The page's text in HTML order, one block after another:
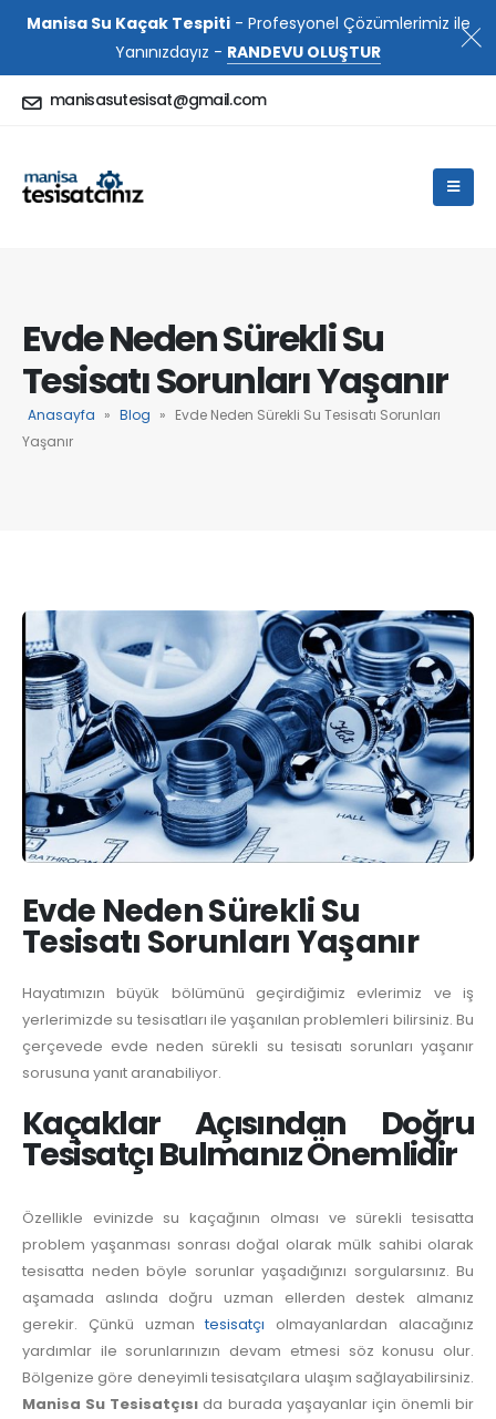
Manisa Su Kaçak Tespiti- Profesyonel Çözümlerimiz ile
Yanınızdayız - RANDEVU OLUŞTUR
manisasutesisat@gmail.com
Evde Neden Sürekli Su
Tesisatı Sorunları Yaşanır
Anasayfa » Blog » Evde Neden Sürekli Su Tesisatı Sorunları
Yaşanır
Evde Neden Sürekli Su
Tesisatı Sorunları Yaşanır
Hayatımızın büyük bölümünü geçirdiğimiz evlerimiz ve iş
yerlerimizde su tesisatları ile yaşanılan problemleri bilirsiniz. Bu
çerçevede evde neden sürekli su tesisatı sorunları yaşanır
sorusuna yanıt aranabiliyor.
Kaçaklar Açısından Doğru
Tesisatçı Bulmanız Önemlidir
Özellikle evinizde su kaçağının olması ve sürekli tesisatta
problem yaşanması sonrası doğal olarak mülk sahibi olarak
tesisatta neden böyle sorunlar yaşadığınızı sorgularsınız. Bu
aşamada aslında doğru uzman ellerden destek almanız
gerekir. Çünkü uzmantesisatçı olmayanlardan alacağınız
yardımlar ile sorunlarınızın devam etmesi söz konusu olur.
Bölgenize göre deneyimli tesisatçılara ulaşım sağlayabilirsiniz.
Manisa Su Tesisatçısı da burada yaşayanlar için önemli bir